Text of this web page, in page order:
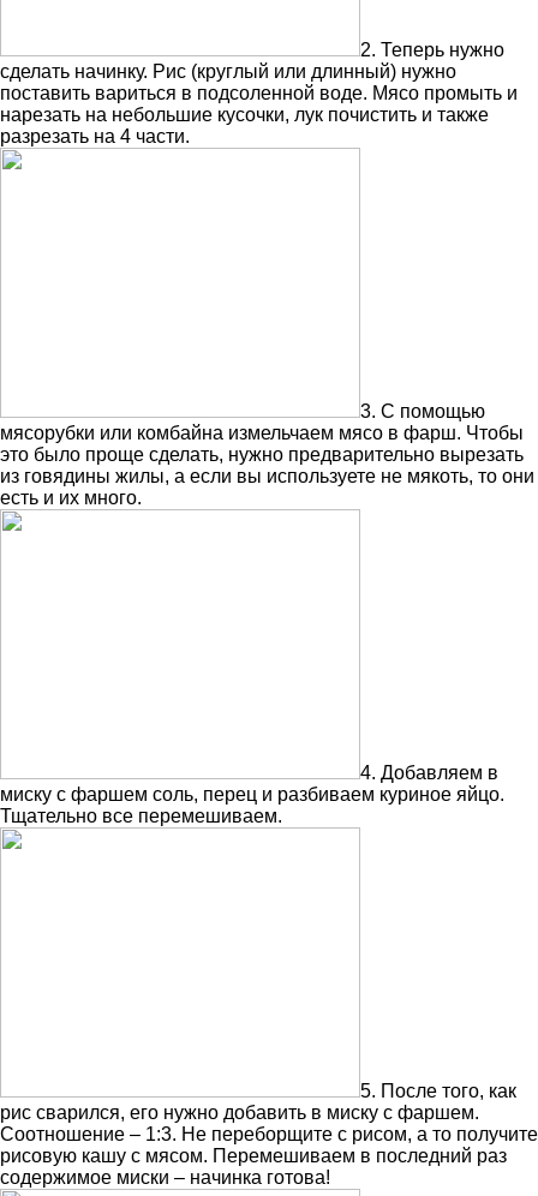
2. Теперь нужно
сделать начинку. Рис (круглый или длинный) нужно
поставить вариться в подсоленной воде. Мясо промыть и
нарезать на небольшие кусочки, лук почистить и также
разрезать на 4 части.
3. С помощью
мясорубки или комбайна измельчаем мясо в фарш. Чтобы
это было проще сделать, нужно предварительно вырезать
из говядины жилы, а если вы используете не мякоть, то они
есть и их много.
4. Добавляем в
миску с фаршем соль, перец и разбиваем куриное яйцо.
Тщательно все перемешиваем.
5. После того, как
рис сварился, его нужно добавить в миску с фаршем.
Соотношение – 1:3. Не переборщите с рисом, а то получите
рисовую кашу с мясом. Перемешиваем в последний раз
содержимое миски – начинка готова!